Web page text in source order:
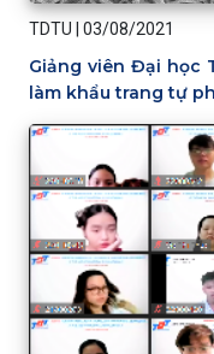
TDTU 03/08/2021
Giảng viên Đại học
làm khẩu trang tự